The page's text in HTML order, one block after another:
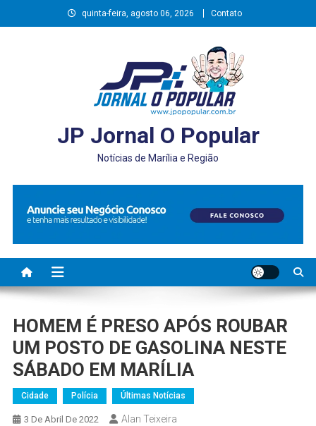
to
quinta-feira, agosto 06, 2026 Contato
JP Jornal O Popular
Notícias de Marília e Região
HOMEM É PRESO APÓS ROUBAR
UM POSTO DE GASOLINA NESTE
SÁBADO EM MARÍLIA
Cidade Polícia Últimas Notícias
3 De Abril De 2022 Alan Teixeira